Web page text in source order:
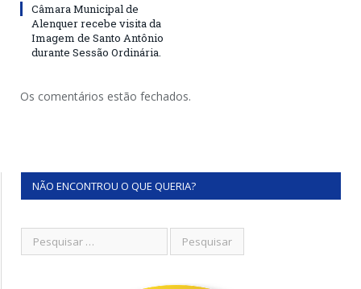
Câmara Municipal de
Alenquer recebe visita da
Imagem de Santo Antônio
durante Sessão Ordinária.
Os comentários estão fechados.
NÃO ENCONTROU O QUE QUERIA?